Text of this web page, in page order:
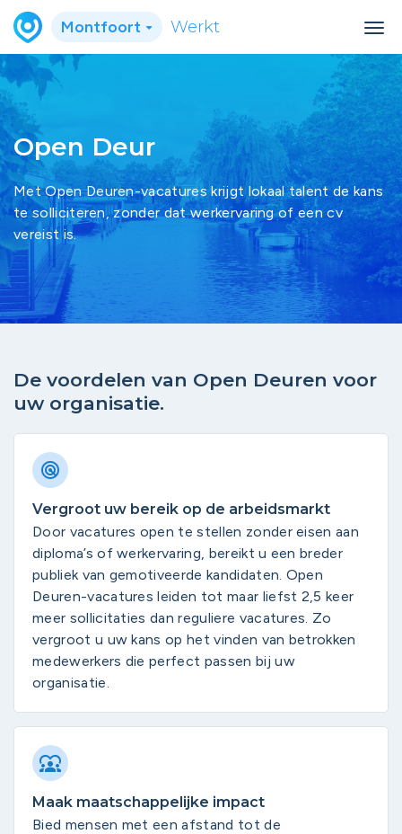
Montfoort Werkt
Open Deur
Met Open Deuren-vacatures krijgt lokaal talent de kans
te solliciteren, zonder dat werkervaring of een cv
vereist is.
De voordelen van Open Deuren voor
uw organisatie.
Vergroot uw bereik op de arbeidsmarkt
Door vacatures open te stellen zonder eisen aan
diploma’s of werkervaring, bereikt u een breder
publiek van gemotiveerde kandidaten. Open
Deuren-vacatures leiden tot maar liefst 2,5 keer
meer sollicitaties dan reguliere vacatures. Zo
vergroot u uw kans op het vinden van betrokken
medewerkers die perfect passen bij uw
organisatie.
Maak maatschappelijke impact
Bied mensen met een afstand tot de